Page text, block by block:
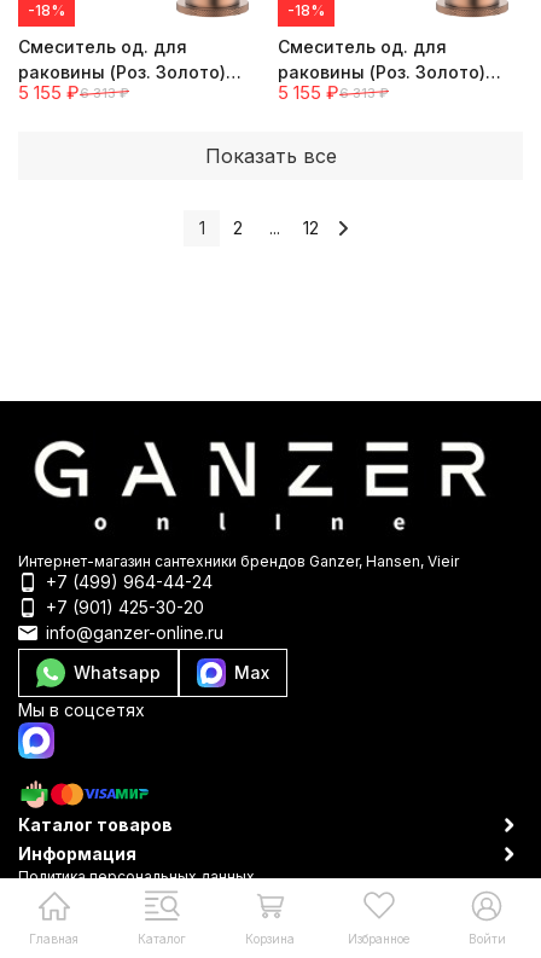
-18%
Смеситель од. для
раковины (Роз. Золото)
ViEiR
5 155 ₽6 313 ₽
-18%
Смеситель од. для
раковины (Роз. Золото)
ViEiR
5 155 ₽6 313 ₽
Показать все
1 2 ... 12
Главная Каталог Корзина Избранное Войти
Интернет-магазин сантехники брендов Ganzer, Hansen, Vieir
+7 (499) 964-44-24
+7 (901) 425-30-20
info@ganzer-online.ru
Whatsapp
Max
Мы в соцсетях
Каталог товаров
Информация
Политика персональных данных
© 2009-2026 Ganzer-online